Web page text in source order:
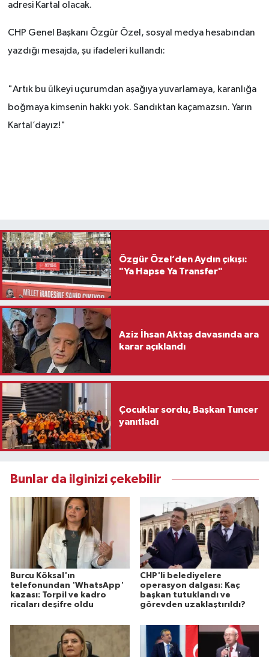
adresi Kartal olacak.
CHP Genel Başkanı Özgür Özel, sosyal medya hesabından
yazdığı mesajda, şu ifadeleri kullandı:
"Artık bu ülkeyi uçurumdan aşağıya yuvarlamaya, karanlığa
boğmaya kimsenin hakkı yok. Sandıktan kaçamazsın. Yarın
Kartal’dayız!"
Özgür Özel’den Aydın çıkışı:
"Ya Hapse Ya Transfer"
Aziz İhsan Aktaş davasında ara
karar açıklandı
Çocuklar sordu, Başkan Tuncer
yanıtladı
Bunlar da ilginizi çekebilir
Burcu Köksal'ın
telefonundan 'WhatsApp'
kazası: Torpil ve kadro
ricaları deşifre oldu
CHP'li belediyelere
operasyon dalgası: Kaç
başkan tutuklandı ve
görevden uzaklaştırıldı?